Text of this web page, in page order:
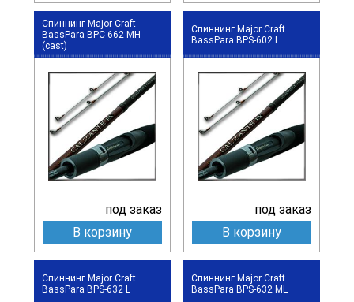
Спиннинг Major Craft
BassPara BPC-662 MH
(cast)
под заказ
В корзину
Спиннинг Major Craft
BassPara BPS-602 L
под заказ
В корзину
Спиннинг Major Craft
BassPara BPS-632 L
Спиннинг Major Craft
BassPara BPS-632 ML